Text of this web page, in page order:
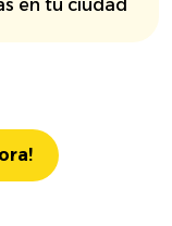
en tu ciudad